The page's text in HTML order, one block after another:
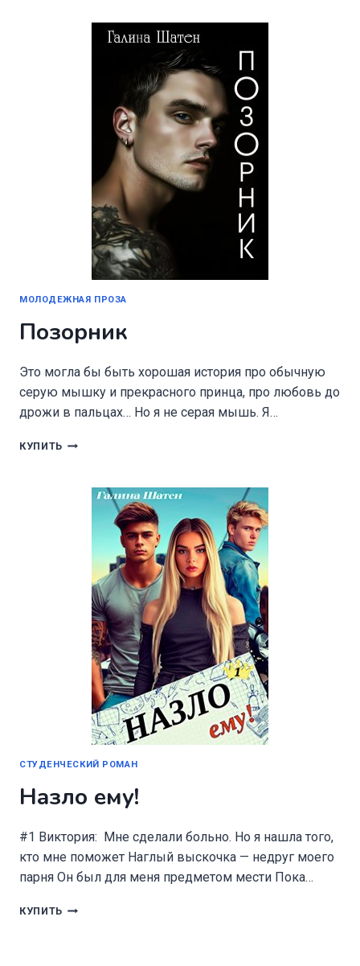
МОЛОДЕЖНАЯ ПРОЗА
Позорник
Это могла бы быть хорошая история про обычную
серую мышку и прекрасного принца, про любовь до
дрожи в пальцах… Но я не серая мышь. Я…
КУПИТЬ ПОЗОРНИК
СТУДЕНЧЕСКИЙ РОМАН
Назло ему!
#1 Виктория: Мне сделали больно. Но я нашла того,
кто мне поможет Наглый выскочка — недруг моего
парня Он был для меня предметом мести Пока…
КУПИТЬ НАЗЛО